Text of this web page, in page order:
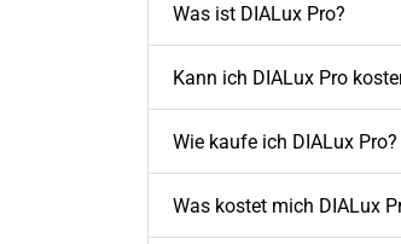
Was ist DIALux Pro?
Kann ich DIALux Pro
Wie kaufe ich DIALux Pro?
Was kostet mich DIALux